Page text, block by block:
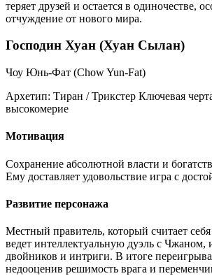
теряет друзей и остается в одиночестве,
отчуждение от нового мира.
Господин Хуан (Хуан Сылан)
Чоу Юнь-Фат (Chow Yun-Fat)
Архетип: Тиран / Трикстер Ключевая
высокомерие
Мотивация
Сохранение абсолютной власти и
Ему доставляет удовольствие игра с
Развитие персонажа
Местный правитель, который считает
ведет интеллектуальную дуэль с Чжаном,
двойников и интриги. В итоге
недооценив решимость врага и